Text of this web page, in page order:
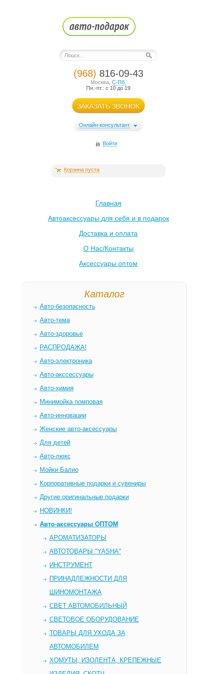
(968) 816-09-43
Москва ,С-Пб.
Пн.-пт.: с 10 до 19
ЗАКАЗАТЬ ЗВОНОК
Онлайн-консультант
Войти
Корзина пуста
Главная
Автоаксессуары для себя и в подарок
Доставка и оплата
О Нас/Контакты
Аксессуары оптом
Каталог
Авто-безопасность
Авто-тема
Авто-здоровье
РАСПРОДАЖА!
Авто-электроника
Авто-акссессуары
Авто-химия
Минимойка помповая
Авто-инновации
Женские авто-аксессуары
Для детей
Авто-люкс
Мойки Балио
Корпоративные подарки и сувениры
Другие оригинальные подарки
НОВИНКИ!
Авто-аксессуары ОПТОМ
AРОМАТИЗАТОРЫ
АВТОТОВАРЫ "YASHA"
ИНСТРУМЕНТ
ПРИНАДЛЕЖНОСТИ ДЛЯ
ШИНОМОНТАЖА
СВЕТ АВТОМОБИЛЬНЫЙ
СВЕТОВОЕ ОБОРУДОВАНИЕ
ТОВАРЫ ДЛЯ УХОДА ЗА
АВТОМОБИЛЕМ
ХОМУТЫ, ИЗОЛЕНТА, КРЕПЕЖНЫЕ